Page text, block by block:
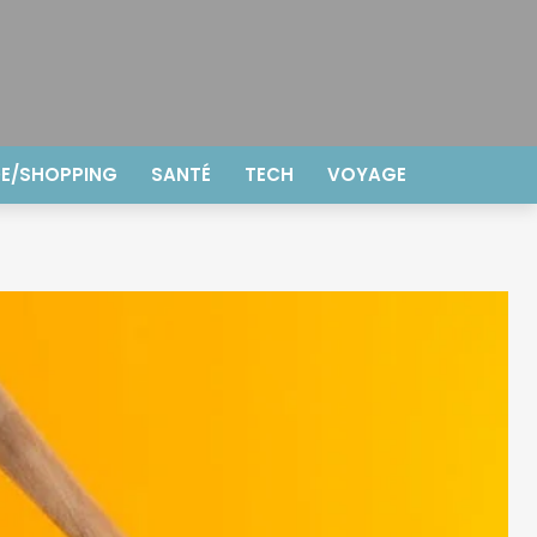
SHOPPING SANTÉ TECH VOYAGE